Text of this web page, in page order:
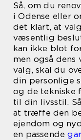
Så, om du
i Odense eller
det klart, at
væsentlig
kan ikke blot
men også
valg, skal du
din personlige
og de tekniske
til din livsstil.
at træffe den
ejendom og
en passende